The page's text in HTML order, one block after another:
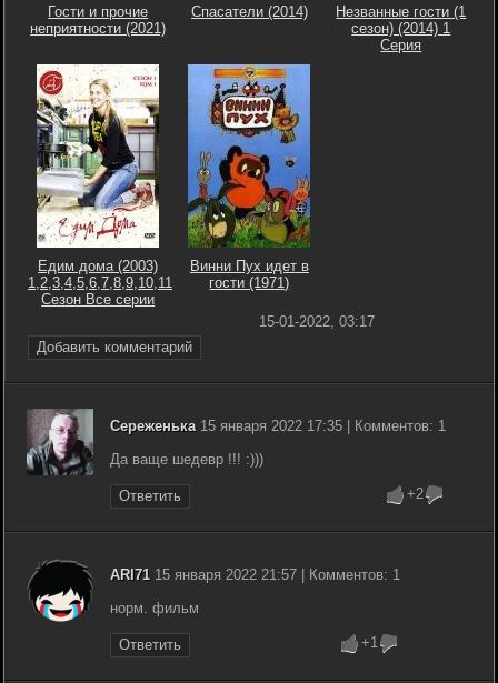
Гости и прочие
неприятности (2021)
Спасатели (2014)
Незванные гости (1
сезон) (2014) 1
Серия
Едим дома (2003)
1,2,3,4,5,6,7,8,9,10,11
Сезон Все серии
Винни Пух идет в
гости (1971)
Добавить комментарий
15-01-2022, 03:17
Сереженька 15 января 2022 17:35 | Комментов: 1
Да ваще шедевр !!! :)))
Ответить +2
ARI71 15 января 2022 21:57 | Комментов: 1
норм. фильм
Ответить +1